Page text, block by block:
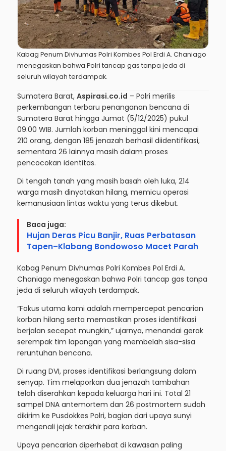
Kabag Penum Divhumas Polri Kombes Pol Erdi A. Chaniago
menegaskan bahwa Polri tancap gas tanpa jeda di
seluruh wilayah terdampak.
Sumatera Barat, Aspirasi.co.id – Polri merilis
perkembangan terbaru penanganan bencana di
Sumatera Barat hingga Jumat (5/12/2025) pukul
09.00 WIB. Jumlah korban meninggal kini mencapai
210 orang, dengan 185 jenazah berhasil diidentifikasi,
sementara 26 lainnya masih dalam proses
pencocokan identitas.
Di tengah tanah yang masih basah oleh luka, 214
warga masih dinyatakan hilang, memicu operasi
kemanusiaan lintas waktu yang terus dikebut.
Baca juga:
Hujan Deras Picu Banjir, Ruas Perbatasan
Tapen–Klabang Bondowoso Macet Parah
Kabag Penum Divhumas Polri Kombes Pol Erdi A.
Chaniago menegaskan bahwa Polri tancap gas tanpa
jeda di seluruh wilayah terdampak.
“Fokus utama kami adalah mempercepat pencarian
korban hilang serta memastikan proses identifikasi
berjalan secepat mungkin,” ujarnya, menandai gerak
serempak tim lapangan yang membelah sisa-sisa
reruntuhan bencana.
Di ruang DVI, proses identifikasi berlangsung dalam
senyap. Tim melaporkan dua jenazah tambahan
telah diserahkan kepada keluarga hari ini. Total 21
sampel DNA antemortem dan 26 postmortem sudah
dikirim ke Pusdokkes Polri, bagian dari upaya sunyi
mengenali jejak terakhir para korban.
Upaya pencarian diperhebat di kawasan paling